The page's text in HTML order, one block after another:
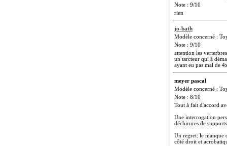
Note : 9/10
rien
jo-bath
Modèle concerné :
Note : 9/10
attention les
un tarcteur qui à
ayant eu pas mal de
meyer pascal
Modèle concerné :
Note : 8/10
Tout à fait d'accord
Une interrogation
déchirures de
Un regret: le manque
côté droit et